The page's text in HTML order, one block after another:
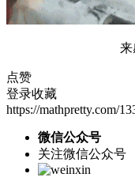
来
点赞
登录收藏
https://mathpretty.com/
微信公众号
关注微信公众号